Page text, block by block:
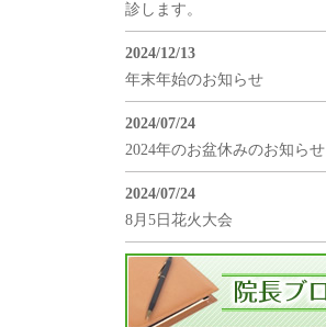
診します。
2024/12/13
年末年始のお知らせ
2024/07/24
2024年のお盆休みのお知らせ
2024/07/24
8月5日花火大会